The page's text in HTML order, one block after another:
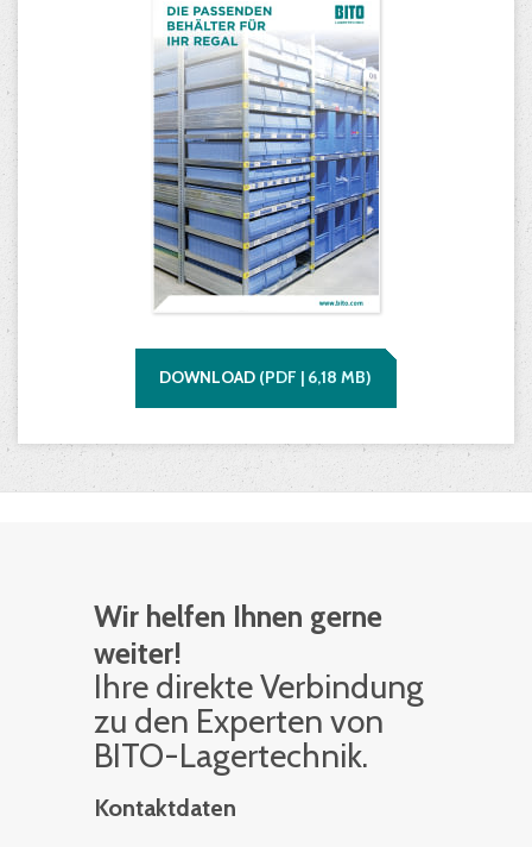
DOWNLOAD (PDF | 6,18 MB)
Wir helfen Ihnen gerne
weiter!
Ihre di­rek­te Ver­bin­dung
zu den Ex­per­ten von
BITO-La­ger­tech­nik.
Kontaktdaten